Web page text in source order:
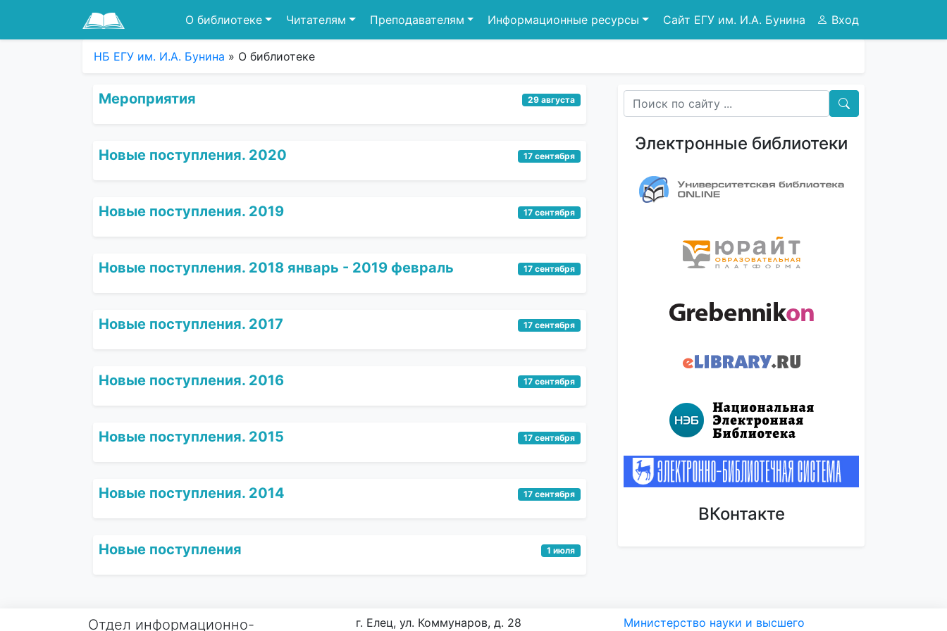
О библиотеке Читателям Преподавателям Информационные ресурсы Сайт ЕГУ им. И.А. Бунина Вход
НБ ЕГУ им. И.А. Бунина » О библиотеке
Мероприятия 29 августа
Новые поступления. 2020 17 сентября
Новые поступления. 2019 17 сентября
Новые поступления. 2018 январь - 2019 февраль 17 сентября
Новые поступления. 2017 17 сентября
Новые поступления. 2016 17 сентября
Новые поступления. 2015 17 сентября
Новые поступления. 2014 17 сентября
Новые поступления 1 июля
Электронные библиотеки
ВКонтакте
Отдел информационно- г. Елец, ул. Коммунаров, д. 28 Министерство науки и высшего